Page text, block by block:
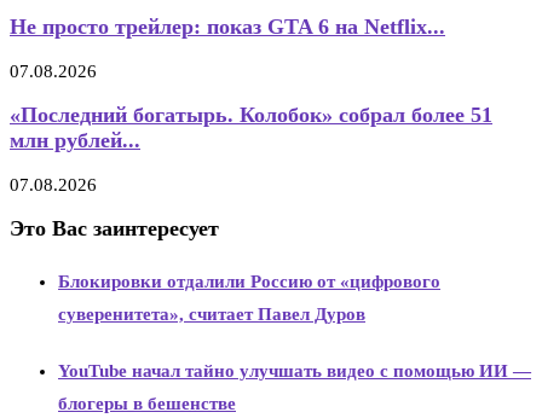
Не просто трейлер: показ GTA 6 на Netflix...
07.08.2026
«Последний богатырь. Колобок» собрал более 51
млн рублей...
07.08.2026
Это Вас заинтересует
Блокировки отдалили Россию от «цифрового
суверенитета», считает Павел Дуров
YouTube начал тайно улучшать видео с помощью ИИ —
блогеры в бешенстве